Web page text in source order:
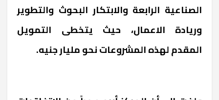
الصناعية الرابعة والابتكار البحوث والتطوير
وريادة الاعمال، حيث يتخطى التمويل
المقدم لهذه المشروعات نحو مليار جنيه.